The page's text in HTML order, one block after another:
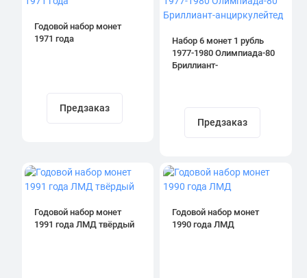
Годовой набор монет
1971 года
Предзаказ
Набор 6 монет 1 рубль
1977-1980 Олимпиада-80
Бриллиант-
Предзаказ
Годовой набор монет
1991 года ЛМД твёрдый
Годовой набор монет
1990 года ЛМД